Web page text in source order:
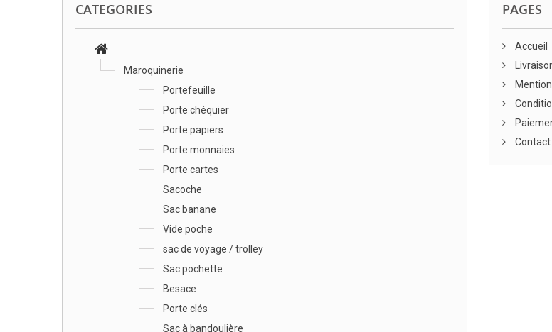
CATEGORIES
Maroquinerie
Portefeuille
Porte chéquier
Porte papiers
Porte monnaies
Porte cartes
Sacoche
Sac banane
Vide poche
sac de voyage / trolley
Sac pochette
Besace
Porte clés
Sac à bandoulière
PAGES
Accueil
Contact